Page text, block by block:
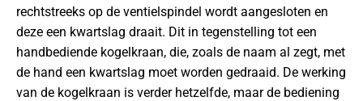
rechtstreeks op de ventielspindel wordt aangesloten en
deze een kwartslag draait. Dit in tegenstelling tot een
handbediende kogelkraan, die, zoals de naam al zegt, met
de hand een kwartslag moet worden gedraaid. De werking
van de kogelkraan is verder hetzelfde, maar de bediening